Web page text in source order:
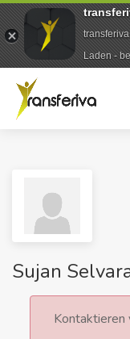
Sujan
Kontaktieren
Laden -